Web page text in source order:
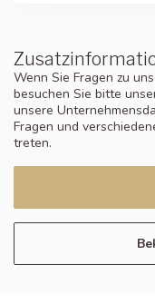
Wenn Sie Fragen zu
besuchen Sie bitte
unsere
Fragen und
treten.